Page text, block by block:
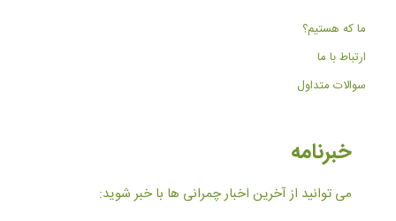
ما که هستیم؟
ارتباط با ما
سوالات متداول
خبرنامه
می توانید از آخرین اخبار چمرانی ها با خبر شوید: